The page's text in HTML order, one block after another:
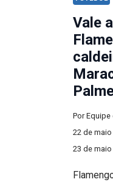
Vale
Por Equipe
22 de
23 de